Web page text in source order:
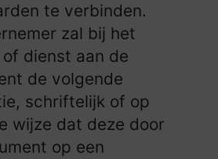
te verbinden.
zal bij het
dienst aan de
de volgende
schriftelijk of op
wijze dat deze door
op een